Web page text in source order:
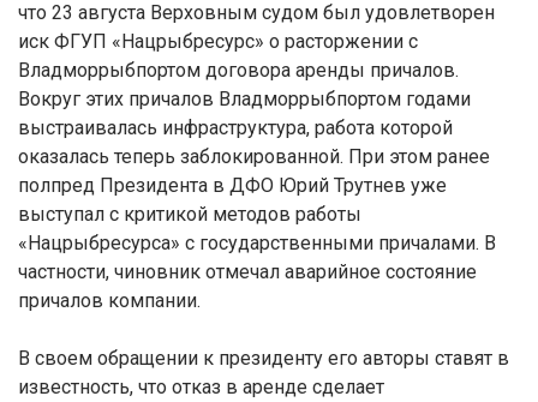
что 23 августа Верховным судом был удовлетворен
иск ФГУП «Нацрыбресурс» о расторжении с
Владморрыбпортом договора аренды причалов.
Вокруг этих причалов Владморрыбпортом годами
выстраивалась инфраструктура, работа которой
оказалась теперь заблокированной. При этом ранее
полпред Президента в ДФО Юрий Трутнев уже
выступал с критикой методов работы
«Нацрыбресурса» с государственными причалами. В
частности, чиновник отмечал аварийное состояние
причалов компании.
В своем обращении к президенту его авторы ставят в
известность, что отказ в аренде сделает